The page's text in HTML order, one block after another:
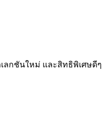
ลกชันใหม่ และสิทธิพิเศษดีๆ